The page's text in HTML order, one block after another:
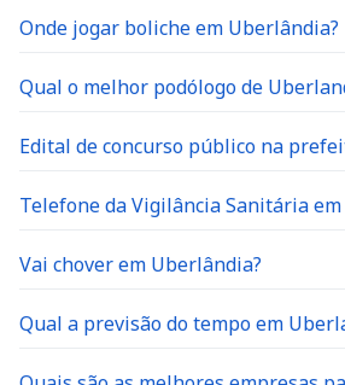
Onde jogar boliche em Uberlândia?
Qual o melhor podólogo de
Edital de concurso público na
Telefone da Vigilância Sanitária
Vai chover em Uberlândia?
Qual a previsão do tempo em
Quais são as melhores empresas